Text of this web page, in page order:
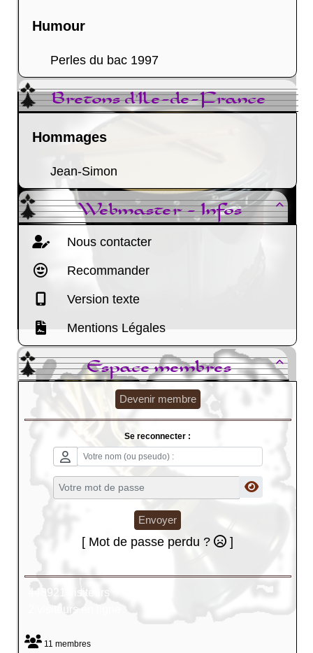
Humour
Perles du bac 1997
Bretons d'Ile-de-France
Hommages
Jean-Simon

Webmaster - Infos
Nous contacter
Recommander
Version texte
Mentions Légales

Espace membres
Devenir membre
Se reconnecter :
Envoyer
[ Mot de passe perdu ? ]
448921 visiteurs
2 visiteurs en ligne
11 membres